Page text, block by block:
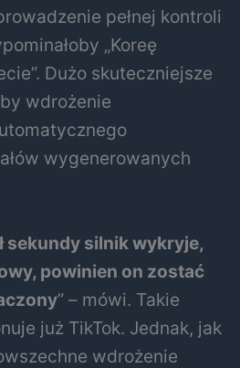
pełnej kontroli
„Koreę
Dużo skuteczniejsze
wdrożenie
wygenerowanych
sekundy silnik wykryje,
powinien on zostać
” – mówi. Takie
już TikTok. Jednak, jak
wdrożenie